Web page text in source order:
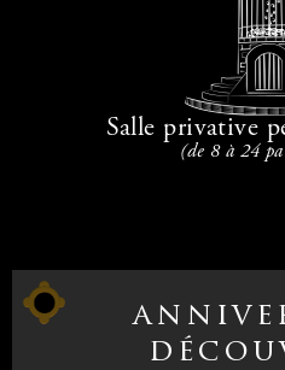
Salle privative
(de 8 à 24